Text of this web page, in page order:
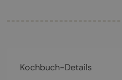
Kochbuch-Details